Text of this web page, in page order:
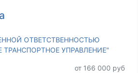
ОТВЕТСТВЕННОСТЬЮ
УПРАВЛЕНИЕ"
от 166 000 руб